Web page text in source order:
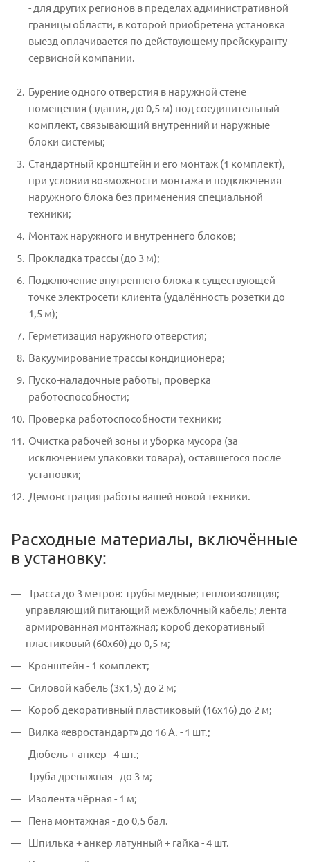
- для других регионов в пределах административной
границы области, в которой приобретена установка
выезд оплачивается по действующему прейскуранту
сервисной компании.
Бурение одного отверстия в наружной стене
помещения (здания, до 0,5 м) под соединительный
комплект, связывающий внутренний и наружные
блоки системы;
Стандартный кронштейн и его монтаж (1 комплект),
при условии возможности монтажа и подключения
наружного блока без применения специальной
техники;
Монтаж наружного и внутреннего блоков;
Прокладка трассы (до 3 м);
Подключение внутреннего блока к существующей
точке электросети клиента (удалённость розетки до
1,5 м);
Герметизация наружного отверстия;
Вакуумирование трассы кондиционера;
Пуско-наладочные работы, проверка
работоспособности;
Проверка работоспособности техники;
Очистка рабочей зоны и уборка мусора (за
исключением упаковки товара), оставшегося после
установки;
Демонстрация работы вашей новой техники.
Расходные материалы, включённые
в установку:
Трасса до 3 метров: трубы медные; теплоизоляция;
управляющий питающий межблочный кабель; лента
армированная монтажная; короб декоративный
пластиковый (60х60) до 0,5 м;
Кронштейн - 1 комплект;
Силовой кабель (3х1,5) до 2 м;
Короб декоративный пластиковый (16х16) до 2 м;
Вилка «евростандарт» до 16 А. - 1 шт.;
Дюбель + анкер - 4 шт.;
Труба дренажная - до 3 м;
Изолента чёрная - 1 м;
Пена монтажная - до 0,5 бал.
Шпилька + анкер латунный + гайка - 4 шт.